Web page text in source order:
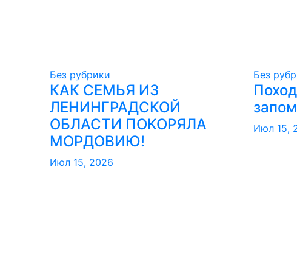
Без рубрики
КАК СЕМЬЯ ИЗ
ЛЕНИНГРАДСКОЙ
ОБЛАСТИ ПОКОРЯЛА
МОРДОВИЮ!️
Июл 15, 2026
Без
Июл 15,